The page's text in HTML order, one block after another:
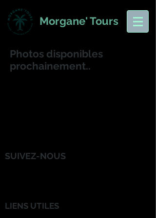
Morgane' Tours
Photos disponibles
prochainement..
SUIVEZ-NOUS
LIENS UTILES